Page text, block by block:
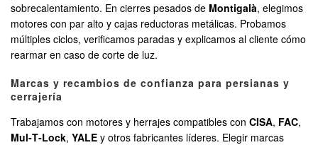
sobrecalentamiento. En cierres pesados de Montigalà, elegimos
motores con par alto y cajas reductoras metálicas. Probamos
múltiples ciclos, verificamos paradas y explicamos al cliente cómo
rearmar en caso de corte de luz.
Marcas y recambios de confianza para persianas y
cerrajería
Trabajamos con motores y herrajes compatibles con CISA, FAC,
Mul‑T‑Lock, YALE y otros fabricantes líderes. Elegir marcas